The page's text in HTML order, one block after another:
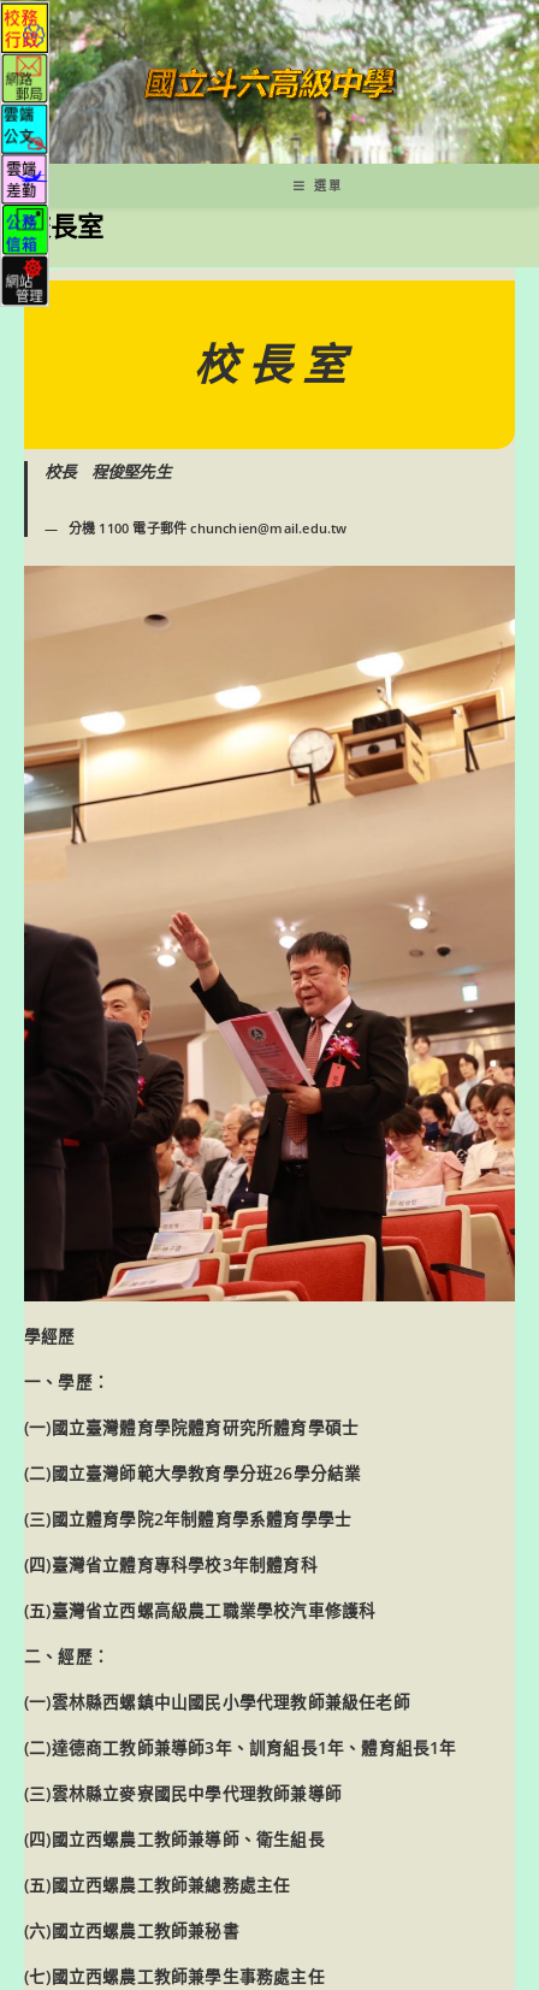
跳
轉
至
主
要
內
容
選單
校長室
校 長 室
校長 程俊堅先生
分機 1100 電子郵件 chunchien@mail.edu.tw
學經歷
一、學歷：
(一)國立臺灣體育學院體育研究所體育學碩士
(二)國立臺灣師範大學教育學分班26學分結業
(三)國立體育學院2年制體育學系體育學學士
(四)臺灣省立體育專科學校3年制體育科
(五)臺灣省立西螺高級農工職業學校汽車修護科
二、經歷：
(一)雲林縣西螺鎮中山國民小學代理教師兼級任老師
(二)達德商工教師兼導師3年、訓育組長1年、體育組長1年
(三)雲林縣立麥寮國民中學代理教師兼導師
(四)國立西螺農工教師兼導師、衛生組長
(五)國立西螺農工教師兼總務處主任
(六)國立西螺農工教師兼秘書
(七)國立西螺農工教師兼學生事務處主任